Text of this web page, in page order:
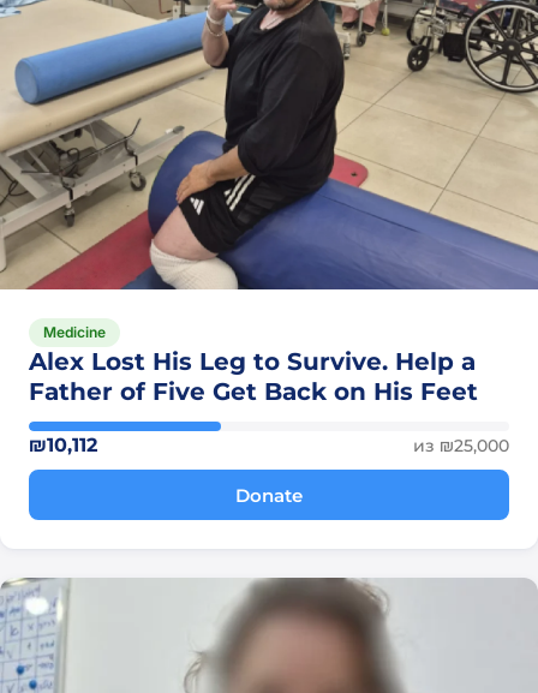
Medicine
Alex Lost His Leg to Survive. Help a
Father of Five Get Back on His Feet
₪10,112 из ₪25,000
Donate